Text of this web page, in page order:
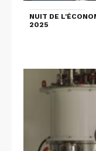
NUIT DE
2025